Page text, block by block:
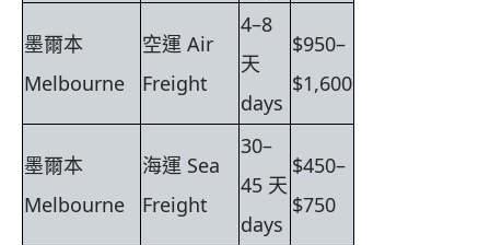
墨爾本
Melbourne
空運 Air
Freight
4–8
天
days
$950–
$1,600
墨爾本
Melbourne
海運 Sea
Freight
30–
45 天
days
$450–
$750